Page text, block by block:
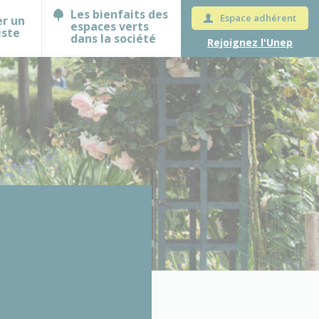
un Les bienfaits des
espaces verts
dans la société
Espace adhérent
Rejoignez l'Unep